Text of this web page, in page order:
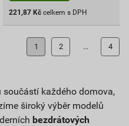
221,87 Kč celkem s DPH
1 2 ... 4
každého domova,
široký výběr modelů
bezdrátových